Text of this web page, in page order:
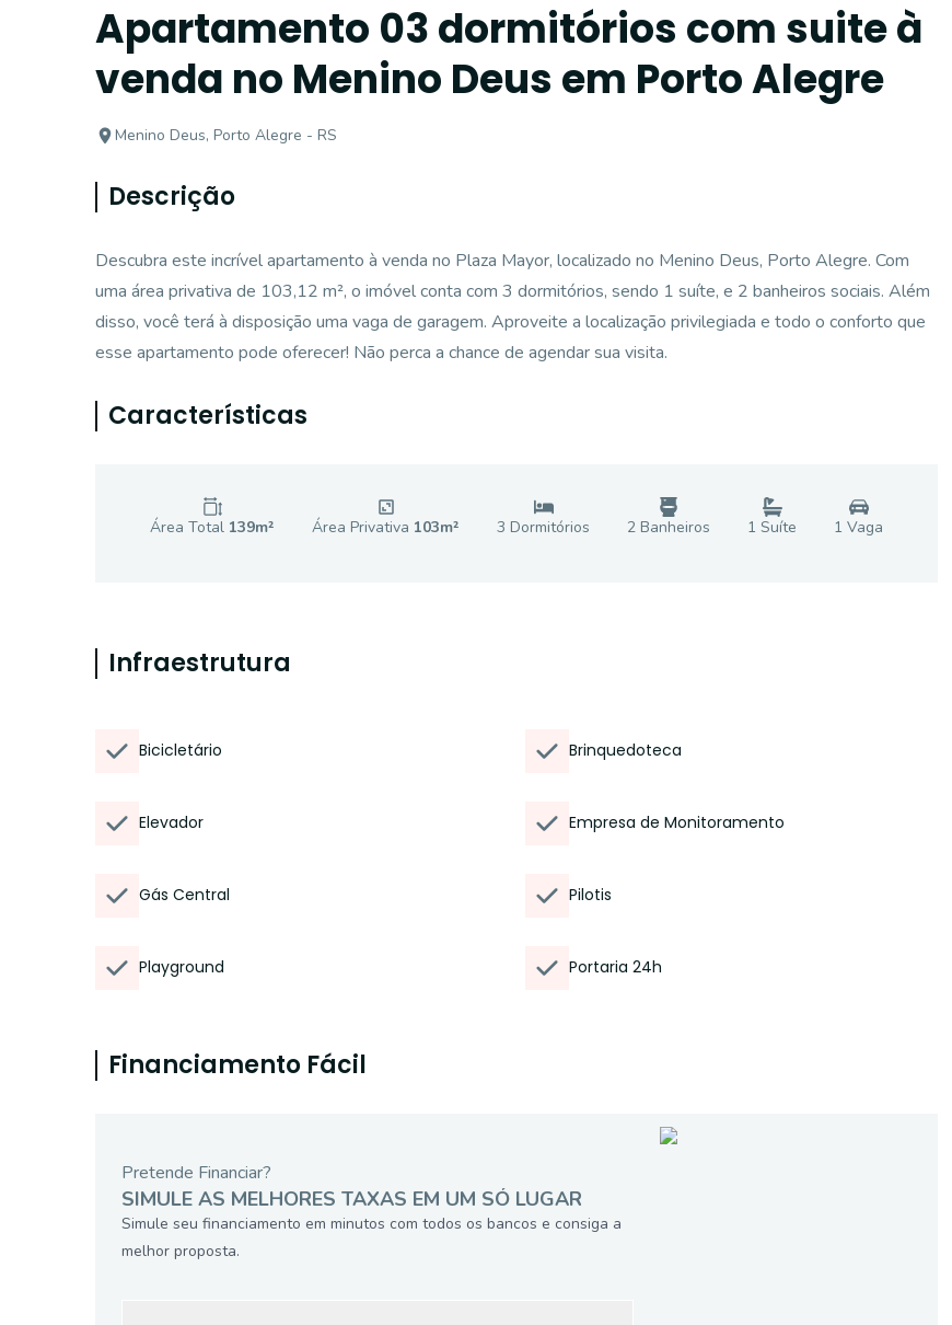
Apartamento 03 dormitórios com suite à
venda no Menino Deus em Porto Alegre
Menino Deus, Porto Alegre - RS
Descrição
Descubra este incrível apartamento à venda no Plaza Mayor, localizado no Menino Deus, Porto Alegre. Com
uma área privativa de 103,12 m², o imóvel conta com 3 dormitórios, sendo 1 suíte, e 2 banheiros sociais. Além
disso, você terá à disposição uma vaga de garagem. Aproveite a localização privilegiada e todo o conforto que
esse apartamento pode oferecer! Não perca a chance de agendar sua visita.
Características
Área Total 139m² Área Privativa 103m² 3 Dormitórios 2 Banheiros 1 Suíte 1 Vaga
Infraestrutura
Bicicletário Brinquedoteca
Elevador Empresa de Monitoramento
Gás Central Pilotis
Playground Portaria 24h
Financiamento Fácil
Pretende Financiar?
SIMULE AS MELHORES TAXAS EM UM SÓ LUGAR
Simule seu financiamento em minutos com todos os bancos e consiga a
melhor proposta.